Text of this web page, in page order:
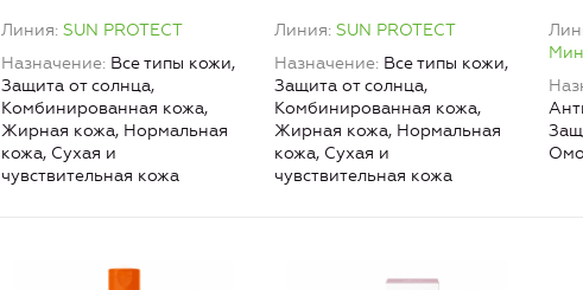
Линия SUN PROTECT
Назначение Все типы кожи,
Защита от солнца,
Комбинированная кожа,
Жирная кожа, Нормальная
кожа, Сухая и
чувствительная кожа
Линия SUN PROTECT
Назначение Все типы кожи,
Защита от солнца,
Комбинированная кожа,
Жирная кожа, Нормальная
кожа, Сухая и
чувствительная кожа